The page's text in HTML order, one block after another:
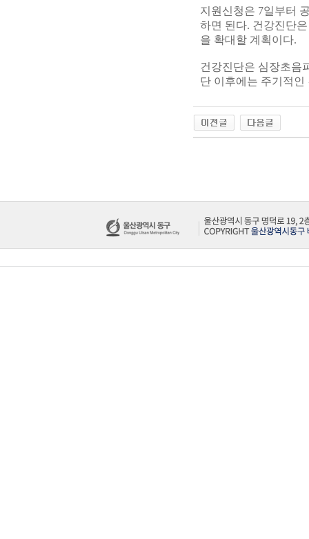
지원신청은 7일부터
하면 된다. 건강진단
을 확대할 계획이다.
건강진단은 심장초음
단 이후에는 주기적